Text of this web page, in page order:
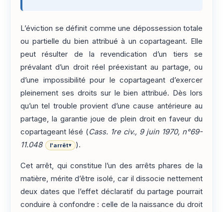
L’éviction se définit comme une dépossession totale
ou partielle du bien attribué à un copartageant. Elle
peut résulter de la revendication d’un tiers se
prévalant d’un droit réel préexistant au partage, ou
d’une impossibilité pour le copartageant d’exercer
pleinement ses droits sur le bien attribué. Dès lors
qu’un tel trouble provient d’une cause antérieure au
partage, la garantie joue de plein droit en faveur du
copartageant lésé (Cass. 1re civ., 9 juin 1970, n°69-
11.048
l'arrêt▾ ).
Cet arrêt, qui constitue l’un des arrêts phares de la
matière, mérite d’être isolé, car il dissocie nettement
deux dates que l’effet déclaratif du partage pourrait
conduire à confondre : celle de la naissance du droit